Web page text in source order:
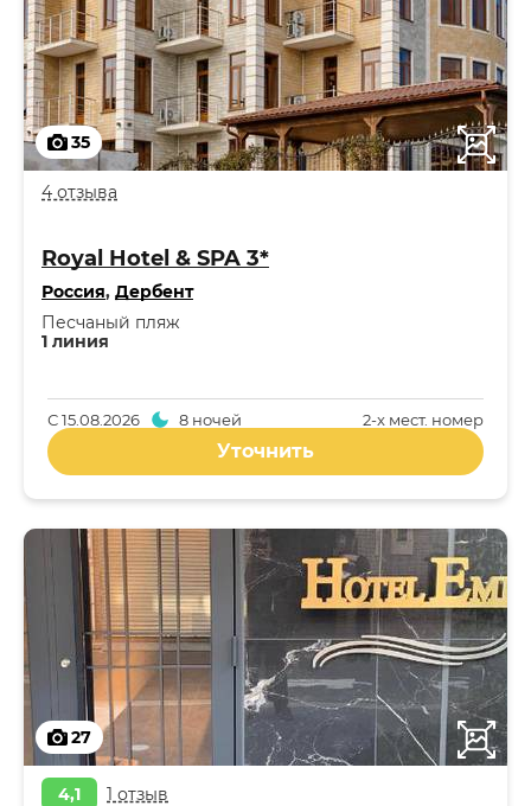
35
4 отзыва
Royal Hotel & SPA 3*
Россия, Дербент
1 линия
Песчаный пляж
2-x мест. номер
С15.08.2026 8 ночей
Уточнить
27
4,1 1 отзыв